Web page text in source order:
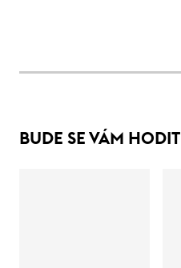
BUDE SE VÁM HODIT